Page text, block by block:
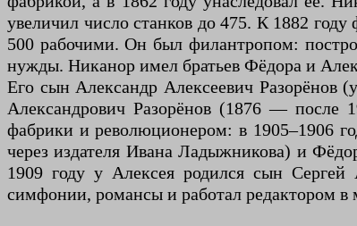
увеличил число станков до 475. К 1882
500 рабочими. Он был филантропом:
нужды. Никанор имел братьев Фёдора и
Его сын Александр Алексеевич
Александрович Разорёнов (1876 — после
фабрики и революционером: в 1905–1906
через издателя Ивана Ладыжникова) и
1909 году у Алексея родился сын Сергей
симфонии, романсы и работал редактором в